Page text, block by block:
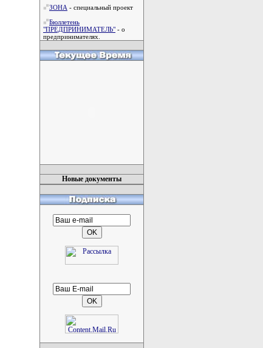
ЗОНА - специальный проект
Бюллетень
"ПРЕДПРИНИМАТЕЛЬ" - о
предпринимателях.
Новые документы